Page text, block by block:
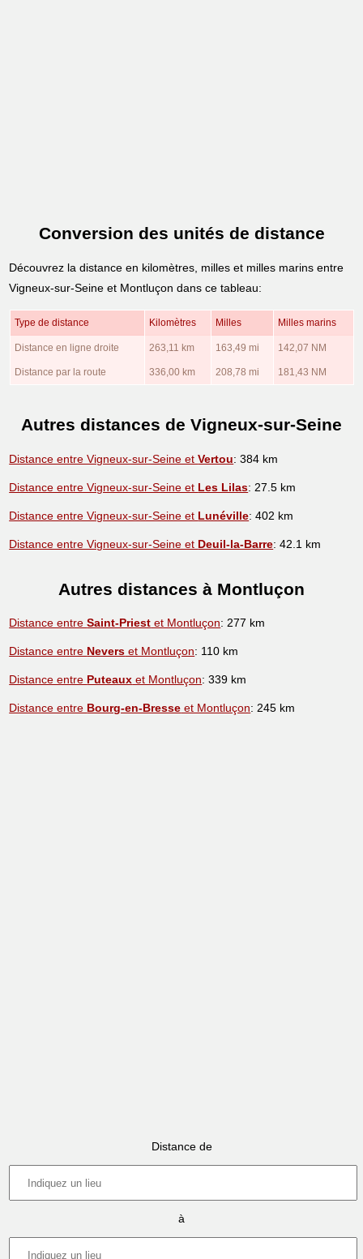
Conversion des unités de distance
Découvrez la distance en kilomètres, milles et milles marins entre
Vigneux-sur-Seine et Montluçon dans ce tableau:
Type de distance Kilomètres Milles Milles marins
Distance en ligne droite 263,11 km 163,49 mi 142,07 NM
Distance par la route 336,00 km 208,78 mi 181,43 NM
Autres distances de Vigneux-sur-Seine
Distance entre Vigneux-sur-Seine etVertou: 384 km
Distance entre Vigneux-sur-Seine et Les Lilas: 27.5 km
Distance entre Vigneux-sur-Seine et Lunéville: 402 km
Distance entre Vigneux-sur-Seine et Deuil-la-Barre: 42.1 km
Autres distances à Montluçon
Distance entreSaint-Priest et Montluçon: 277 km
Distance entre Nevers et Montluçon: 110 km
Distance entre Puteaux et Montluçon: 339 km
Distance entre Bourg-en-Bresse et Montluçon: 245 km
Distance de
à